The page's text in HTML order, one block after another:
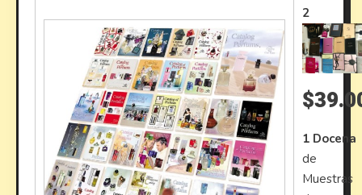
2
1 Docena
de
Muestras